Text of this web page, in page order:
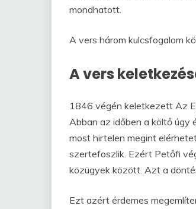
mondhatott.
A vers három kulcsfogalom
A vers
1846 végén keletkezett Az
Abban az időben a költő úgy
most hirtelen megint
szertefoszlik. Ezért Petőfi
közügyek között. Azt a
Ezt azért érdemes